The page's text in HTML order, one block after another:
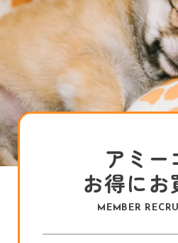
アミー
お得にお
MEMBER